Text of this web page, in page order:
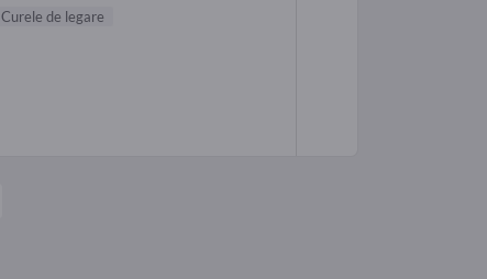
Curele de legare